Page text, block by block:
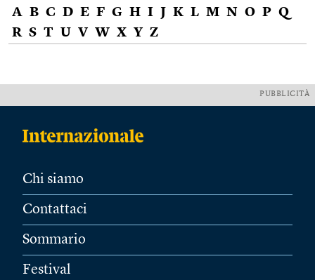
A B C D E F G H I J K L M N O P Q
R S T U V W X Y Z
PUBBLICITÀ
Chi siamo
Contattaci
Sommario
Festival